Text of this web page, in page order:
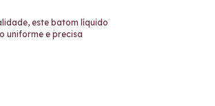
este batom líquido
uniforme e precisa